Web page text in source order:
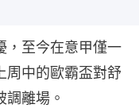
，至今在意甲僅一
周中的歐霸盃對舒
離場。